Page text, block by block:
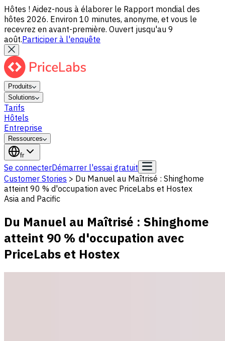
Hôtes ! Aidez-nous à élaborer le Rapport mondial des
hôtes 2026. Environ 10 minutes, anonyme, et vous le
recevrez en avant-première. Ouvert jusqu'au 9
août.Participer à l'enquête
Produits
Solutions
Tarifs
Hôtels
Entreprise
Ressources
fr
Se connecterDémarrer l'essai gratuit
Customer Stories > Du Manuel au Maîtrisé : Shinghome
atteint 90 % d'occupation avec PriceLabs et Hostex
Asia and Pacific
Du Manuel au Maîtrisé : Shinghome
atteint 90 % d'occupation avec
PriceLabs et Hostex